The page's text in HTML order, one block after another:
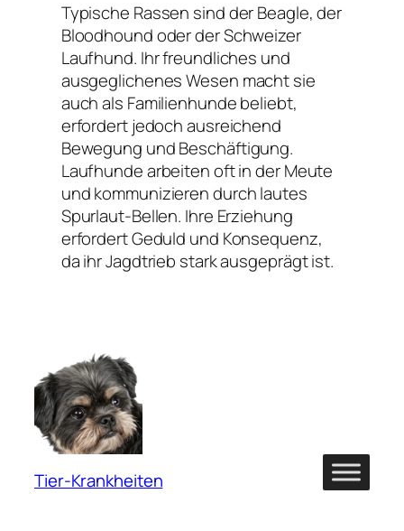
Typische Rassen sind der Beagle, der
Bloodhound oder der Schweizer
Laufhund. Ihr freundliches und
ausgeglichenes Wesen macht sie
auch als Familienhunde beliebt,
erfordert jedoch ausreichend
Bewegung und Beschäftigung.
Laufhunde arbeiten oft in der Meute
und kommunizieren durch lautes
Spurlaut-Bellen. Ihre Erziehung
erfordert Geduld und Konsequenz,
da ihr Jagdtrieb stark ausgeprägt ist.
Tier-Krankheiten